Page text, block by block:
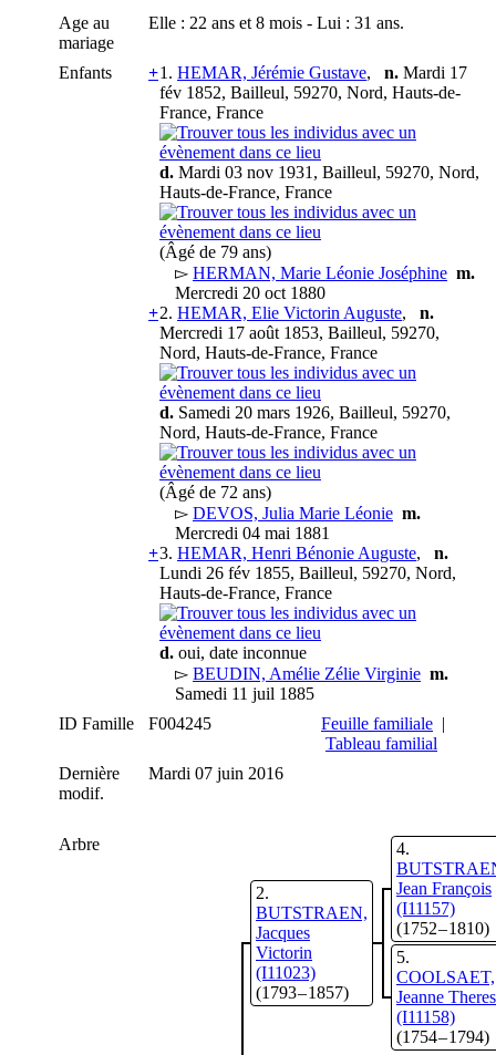
Age au
mariage
Elle : 22 ans et 8 mois - Lui : 31 ans.
Enfants +1. HEMAR, Jérémie Gustave, n. Mardi 17
fév 1852, Bailleul, 59270, Nord, Hauts-de-
France, France
d. Mardi 03 nov 1931, Bailleul, 59270, Nord,
Hauts-de-France, France
(Âgé de 79 ans)
▻ HERMAN, Marie Léonie Joséphine m.
Mercredi 20 oct 1880
+2. HEMAR, Elie Victorin Auguste, n.
Mercredi 17 août 1853, Bailleul, 59270,
Nord, Hauts-de-France, France
d. Samedi 20 mars 1926, Bailleul, 59270,
Nord, Hauts-de-France, France
(Âgé de 72 ans)
▻ DEVOS, Julia Marie Léonie m.
Mercredi 04 mai 1881
+3. HEMAR, Henri Bénonie Auguste, n.
Lundi 26 fév 1855, Bailleul, 59270, Nord,
Hauts-de-France, France
d. oui, date inconnue
▻ BEUDIN, Amélie Zélie Virginie m.
Samedi 11 juil 1885
ID Famille
F004245 Feuille familiale |
Tableau familial
Dernière
modif.
Mardi 07 juin 2016
Arbre
2
BUTSTRAEN,
Jacques
Victorin
(I11023)
(1793 – 1857)
4
Jean François
(I11157)
(1752 – 1810)
5
COOLSAET,
Jeanne
(I11158)
(1754 – 1794)